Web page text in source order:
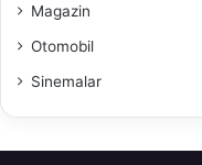
Magazin
Otomobil
Sinemalar